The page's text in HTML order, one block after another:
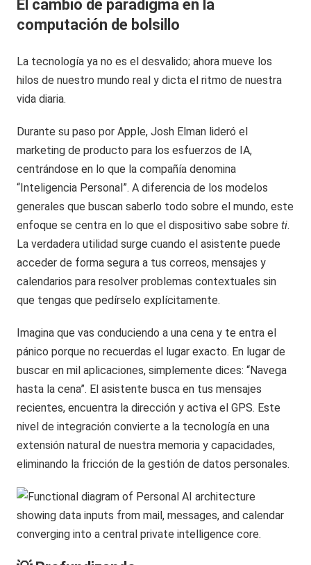
El cambio de paradigma en la
computación de bolsillo
La tecnología ya no es el desvalido; ahora mueve los
hilos de nuestro mundo real y dicta el ritmo de nuestra
vida diaria.
Durante su paso por Apple, Josh Elman lideró el
marketing de producto para los esfuerzos de IA,
centrándose en lo que la compañía denomina
“Inteligencia Personal”. A diferencia de los modelos
generales que buscan saberlo todo sobre el mundo, este
enfoque se centra en lo que el dispositivo sabe sobreti.
La verdadera utilidad surge cuando el asistente puede
acceder de forma segura a tus correos, mensajes y
calendarios para resolver problemas contextuales sin
que tengas que pedírselo explícitamente.
Imagina que vas conduciendo a una cena y te entra el
pánico porque no recuerdas el lugar exacto. En lugar de
buscar en mil aplicaciones, simplemente dices: “Navega
hasta la cena”. El asistente busca en tus mensajes
recientes, encuentra la dirección y activa el GPS. Este
nivel de integración convierte a la tecnología en una
extensión natural de nuestra memoria y capacidades,
eliminando la fricción de la gestión de datos personales.